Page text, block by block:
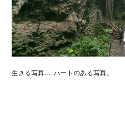
生きる写真... ハートのある写真。